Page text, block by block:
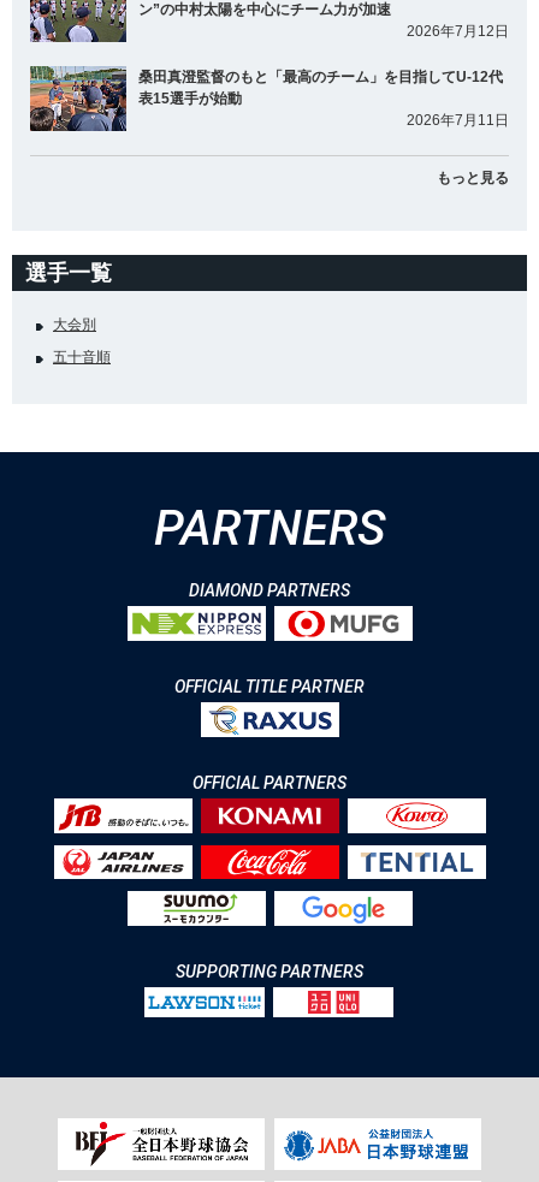
ン”の中村太陽を中心にチーム力が加速
2026年7月12日
桑田真澄監督のもと「最高のチーム」を目指してU-12代
表15選手が始動
2026年7月11日
もっと見る
選手一覧
大会別
五十音順
PARTNERS
DIAMOND PARTNERS
OFFICIAL TITLE PARTNER
OFFICIAL PARTNERS
SUPPORTING PARTNERS